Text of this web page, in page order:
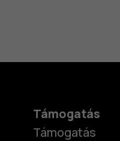
Támogatás
Támogatás